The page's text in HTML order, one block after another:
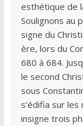
esthétique de
Soulignons au
signe du
ère, lors du
680 à 684.
le second
sous
s’édifia sur
insigne trois